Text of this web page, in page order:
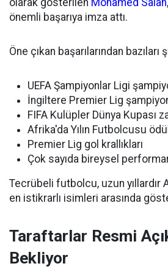
olarak gösterilen Mohamed Salah
önemli başarıya imza attı.
Öne çıkan başarılarından bazıları
UEFA Şampiyonlar Ligi
İngiltere Premier Lig
FIFA Kulüpler Dünya Kupası
Afrika'da Yılın Futbolcusu
Premier Lig gol krallıkları
Çok sayıda bireysel
Tecrübeli futbolcu, uzun yıllardır
en istikrarlı isimleri arasında
Taraftarlar Resmi
Bekliyor